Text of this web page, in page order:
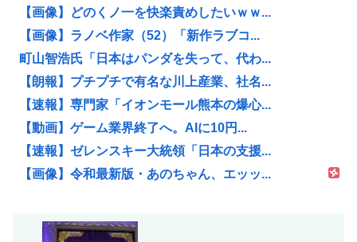
【画像】どのくノ一を快楽責めしたいｗｗ...
【画像】ラノベ作家（52）「新作ラブコ...
町山智浩氏「日本はパンダを失って、代わ...
【朗報】プチプチで有名な川上産業、社名...
【速報】専門家「イオンモール熊本の爆心...
【動画】ゲーム業界終了へ。AIに10円...
【速報】ゼレンスキー大統領「日本の支援...
【画像】令和最新版・あのちゃん、エッッ...